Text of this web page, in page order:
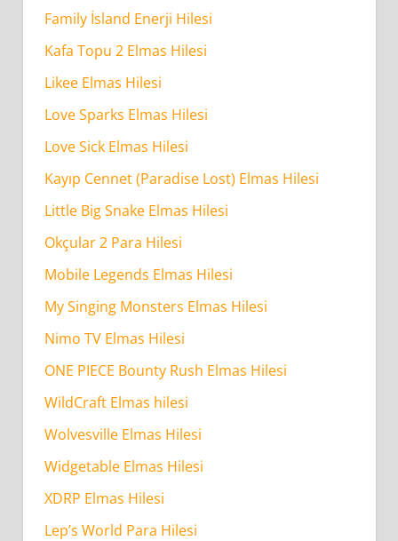
Family İsland Enerji Hilesi
Kafa Topu 2 Elmas Hilesi
Likee Elmas Hilesi
Love Sparks Elmas Hilesi
Love Sick Elmas Hilesi
Kayıp Cennet (Paradise Lost) Elmas Hilesi
Little Big Snake Elmas Hilesi
Okçular 2 Para Hilesi
Mobile Legends Elmas Hilesi
My Singing Monsters Elmas Hilesi
Nimo TV Elmas Hilesi
ONE PIECE Bounty Rush Elmas Hilesi
WildCraft Elmas hilesi
Wolvesville Elmas Hilesi
Widgetable Elmas Hilesi
XDRP Elmas Hilesi
Lep’s World Para Hilesi